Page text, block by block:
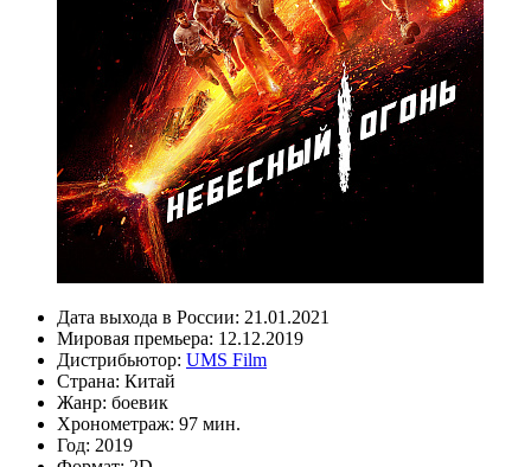
Дата выхода в России: 21.01.2021
Мировая премьера: 12.12.2019
Дистрибьютор: UMS Film
Страна: Китай
Жанр: боевик
Хронометраж: 97 мин.
Год: 2019